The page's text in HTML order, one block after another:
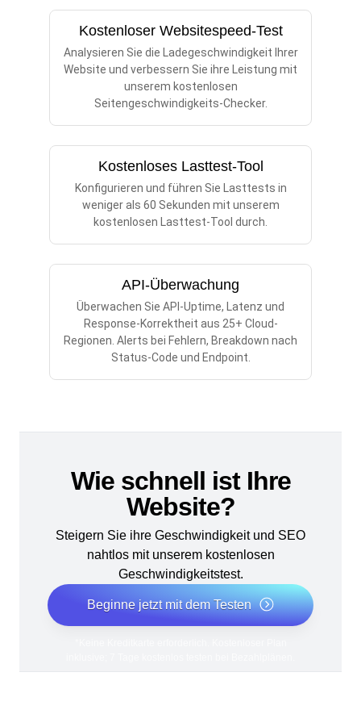
Kostenloser Websitespeed-Test
Analysieren Sie die Ladegeschwindigkeit Ihrer
Website und verbessern Sie ihre Leistung mit
unserem kostenlosen
Seitengeschwindigkeits-Checker.
Kostenloses Lasttest-Tool
Konfigurieren und führen Sie Lasttests in
weniger als 60 Sekunden mit unserem
kostenlosen Lasttest-Tool durch.
API-Überwachung
Überwachen Sie API-Uptime, Latenz und
Response-Korrektheit aus 25+ Cloud-
Regionen. Alerts bei Fehlern, Breakdown nach
Status-Code und Endpoint.
Wie schnell ist Ihre
Website?
Steigern Sie ihre Geschwindigkeit und SEO
nahtlos mit unserem kostenlosen
Geschwindigkeitstest.
Beginne jetzt mit dem Testen